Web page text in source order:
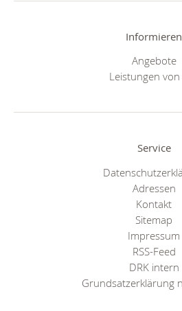
Informieren
Angebote
Leistungen von
Service
Adressen
Kontakt
Sitemap
Impressum
RSS-Feed
DRK intern
Grundsatzerklärung